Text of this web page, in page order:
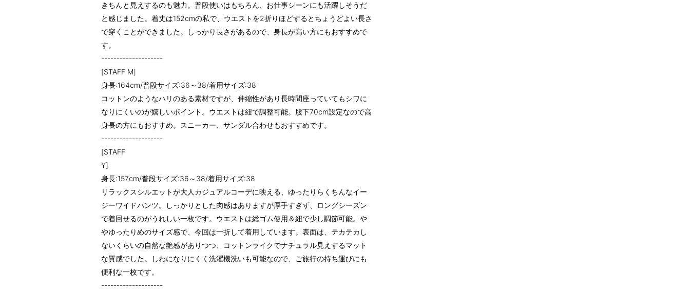
きちんと見えするのも魅力。普段使いはもちろん、お仕事シーンにも活躍しそうだ
と感じました。着丈は152cmの私で、ウエストを2折りほどするとちょうどよい長さ
で穿くことができました。しっかり長さがあるので、身長が高い方にもおすすめで
す。
--------------------
[STAFF M]
身長:164cm/普段サイズ:36～38/着用サイズ:38
コットンのようなハリのある素材ですが、伸縮性があり長時間座っていてもシワに
なりにくいのが嬉しいポイント。ウエストは紐で調整可能。股下70cm設定なので高
身長の方にもおすすめ。スニーカー、サンダル合わせもおすすめです。
--------------------
[STAFF
Y]
身長:157cm/普段サイズ:36～38/着用サイズ:38
リラックスシルエットが大人カジュアルコーデに映える、ゆったりらくちんなイー
ジーワイドパンツ。しっかりとした肉感はありますが厚手すぎず、ロングシーズン
で着回せるのがうれしい一枚です。ウエストは総ゴム使用＆紐で少し調節可能。や
やゆったりめのサイズ感で、今回は一折して着用しています。表面は、テカテカし
ないくらいの自然な艶感がありつつ、コットンライクでナチュラル見えするマット
な質感でした。しわになりにくく洗濯機洗いも可能なので、ご旅行の持ち運びにも
便利な一枚です。
--------------------